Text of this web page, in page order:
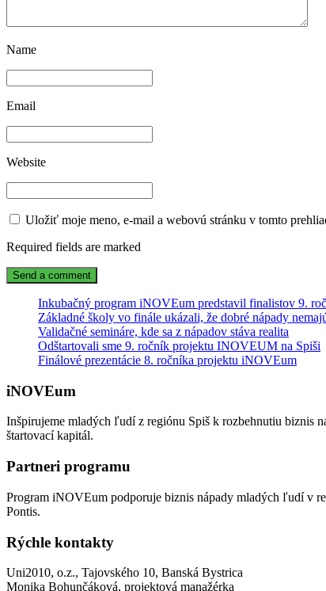
Name
Email
Website
Uložiť moje meno, e-mail a webovú stránku v tomto
Required fields are marked
Inkubačný program iNOVEum predstavil finalistov 9.
Základné školy vo finále ukázali, že dobré nápady
Validačné semináre, kde sa z nápadov stáva realita
Odštartovali sme 9. ročník projektu INOVEUM na Spiši
Finálové prezentácie 8. ročníka projektu iNOVEum
iNOVEum
Inšpirujeme mladých ľudí z regiónu Spiš k rozbehnutiu biznis
štartovací kapitál.
Partneri programu
Program iNOVEum podporuje biznis nápady mladých ľudí v
Pontis.
Rýchle kontakty
Uni2010, o.z., Tajovského 10, Banská Bystrica
Monika Bohunčáková, projektová manažérka